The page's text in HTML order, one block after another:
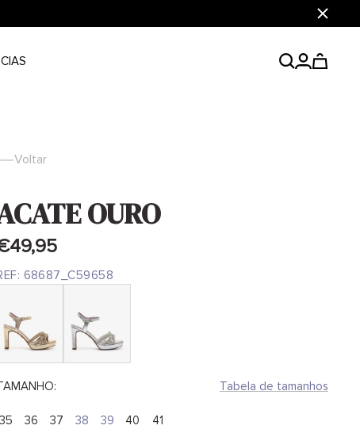
Fechar
Voltar
OURO
68687_C59658
Tabela de tamanhos
35 36 37 38 39 40 41